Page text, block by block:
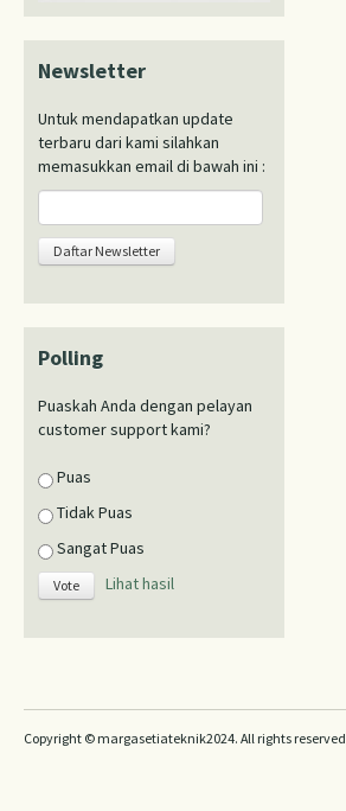
Newsletter
Untuk mendapatkan update
terbaru dari kami silahkan
memasukkan email di bawah ini :
Polling
Puaskah Anda dengan pelayan
customer support kami?
Puas
Tidak Puas
Sangat Puas
Lihat hasil
Copyright © margasetiateknik2024. All rights reserved